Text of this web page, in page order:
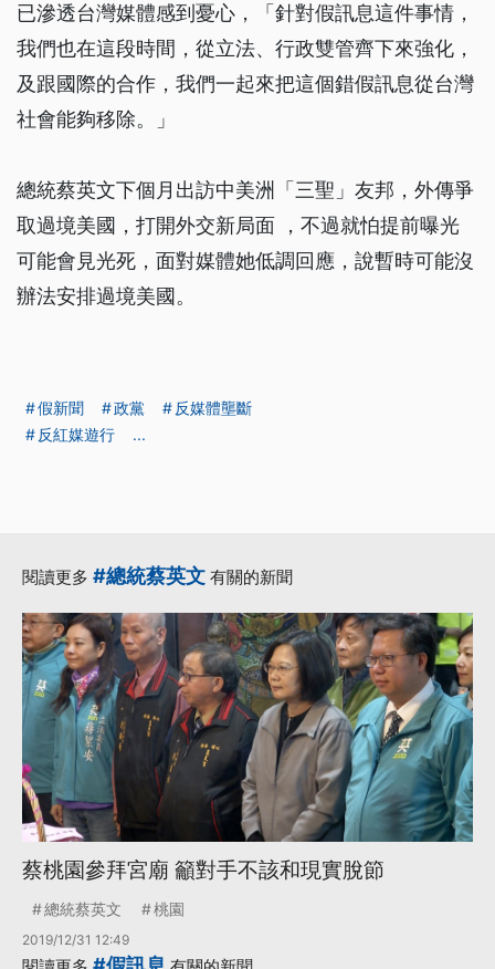
已滲透台灣媒體感到憂心，「針對假訊息這件事情，
我們也在這段時間，從立法、行政雙管齊下來強化，
及跟國際的合作，我們一起來把這個錯假訊息從台灣
社會能夠移除。」
總統蔡英文下個月出訪中美洲「三聖」友邦，外傳爭
取過境美國，打開外交新局面 ，不過就怕提前曝光
可能會見光死，面對媒體她低調回應，說暫時可能沒
辦法安排過境美國。
假新聞 政黨
反媒體壟斷
反紅媒遊行
...
閱讀更多 #總統蔡英文 有關的新聞
蔡桃園參拜宮廟 籲對手不該和現實脫節
總統蔡英文 桃園
2019/12/31 12:49